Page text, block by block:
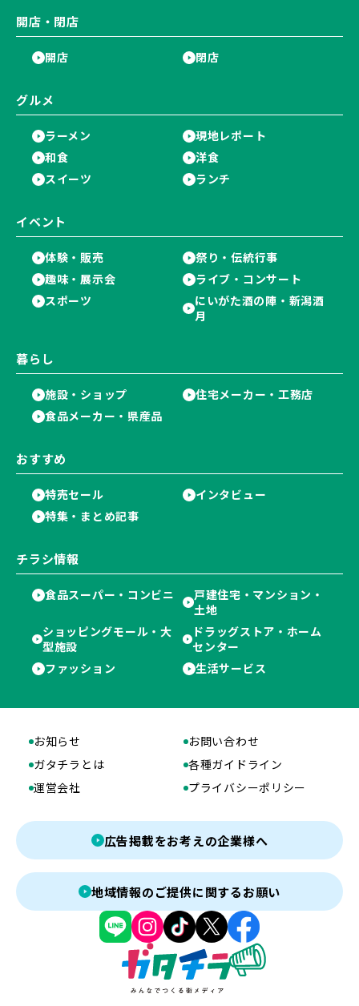
開店・閉店
開店 閉店
グルメ
ラーメン
現地レポート
和食
洋食
スイーツ
ランチ
イベント
体験・販売
祭り・伝統行事
趣味・展示会
ライブ・コンサート
スポーツ
にいがた酒の陣・新潟酒
月
暮らし
施設・ショップ
住宅メーカー・工務店
食品メーカー・県産品
おすすめ
特売セール
インタビュー
特集・まとめ記事
チラシ情報
食品スーパー・コンビニ
戸建住宅・マンション・
土地
ショッピングモール・大
型施設
ドラッグストア・ホーム
センター
ファッション
生活サービス
お知らせ
お問い合わせ
ガタチラとは
各種ガイドライン
運営会社
プライバシーポリシー
広告掲載をお考えの企業様へ
地域情報のご提供に関するお願い